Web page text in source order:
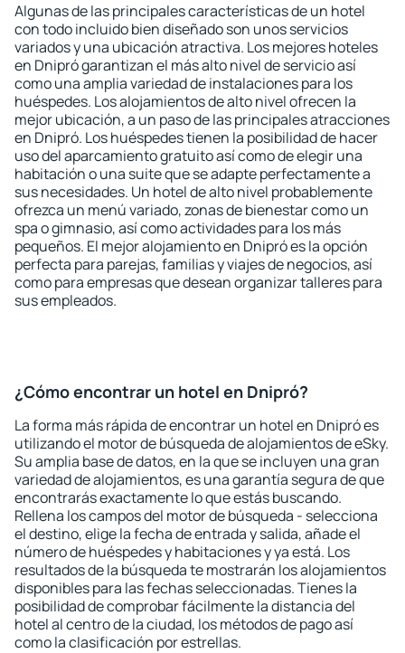
Algunas de las principales características de un hotel
con todo incluido bien diseñado son unos servicios
variados y una ubicación atractiva. Los mejores hoteles
en Dnipró garantizan el más alto nivel de servicio así
como una amplia variedad de instalaciones para los
huéspedes. Los alojamientos de alto nivel ofrecen la
mejor ubicación, a un paso de las principales atracciones
en Dnipró. Los huéspedes tienen la posibilidad de hacer
uso del aparcamiento gratuito así como de elegir una
habitación o una suite que se adapte perfectamente a
sus necesidades. Un hotel de alto nivel probablemente
ofrezca un menú variado, zonas de bienestar como un
spa o gimnasio, así como actividades para los más
pequeños. El mejor alojamiento en Dnipró es la opción
perfecta para parejas, familias y viajes de negocios, así
como para empresas que desean organizar talleres para
sus empleados.
¿Cómo encontrar un hotel en Dnipró?
La forma más rápida de encontrar un hotel en Dnipró es
utilizando el motor de búsqueda de alojamientos de eSky.
Su amplia base de datos, en la que se incluyen una gran
variedad de alojamientos, es una garantía segura de que
encontrarás exactamente lo que estás buscando.
Rellena los campos del motor de búsqueda - selecciona
el destino, elige la fecha de entrada y salida, añade el
número de huéspedes y habitaciones y ya está. Los
resultados de la búsqueda te mostrarán los alojamientos
disponibles para las fechas seleccionadas. Tienes la
posibilidad de comprobar fácilmente la distancia del
hotel al centro de la ciudad, los métodos de pago así
como la clasificación por estrellas.